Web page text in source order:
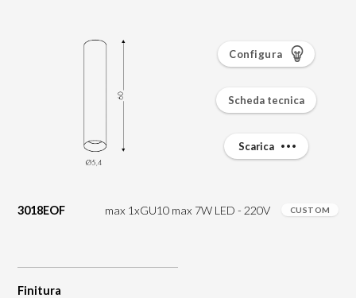
3018EOF max 1xGU10 max 7W LED - 220V CUSTOM
Finitura
Configura
Scheda tecnica
Scarica